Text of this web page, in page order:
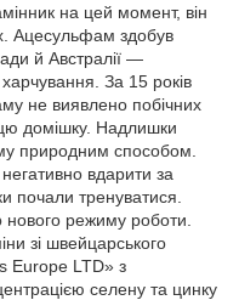
на цей момент, він
Ацесульфам здобув
й Австралії —
За 15 років
не виявлено побічних
домішку. Надлишки
природним способом.
вдарити за
почали тренуватися.
нового режиму роботи.
зі швейцарського
Europe LTD» з
селену та цинку